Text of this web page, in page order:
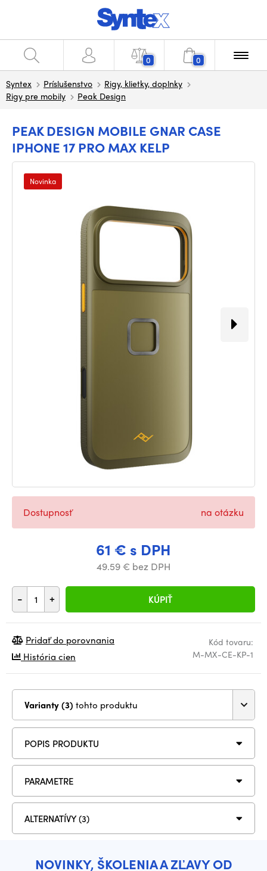
0 0
Syntex Príslušenstvo
Rigy, klietky, doplnky
Rigy pre mobily
Peak Design
PEAK DESIGN MOBILE GNAR CASE
IPHONE 17 PRO MAX KELP
Novinka
61 € s DPH
49.59 € bez DPH
- + KÚPIŤ
Dostupnosť na otázku
Kód tovaru:
M-MX-CE-KP-1
Pridať do porovnania
História cien
Varianty (3) tohto produktu
POPIS PRODUKTU
PARAMETRE
ALTERNATÍVY (3)
NOVINKY, ŠKOLENIA A ZĽAVY OD